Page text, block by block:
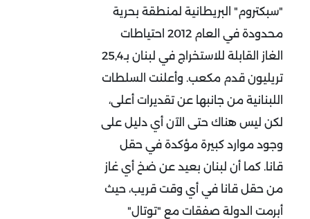
"سبكتروم" البريطانية لمنطقة بحرية
محدودة في العام 2012 احتياطات
الغاز القابلة للاستخراج في لبنان بـ25,4
تريليون قدم مكعب. وأعلنت السلطات
اللبنانية من جانبها عن تقديرات أعلى،
لكن ليس هناك حتى الآن أي دليل على
وجود موارد كبيرة مؤكدة في حقل
قانا. كما أن لبنان بعيد عن ضخ أي غاز
من حقل قانا في أي وقت قريب، حيث
أبرمت الدولة صفقات مع "توتال"